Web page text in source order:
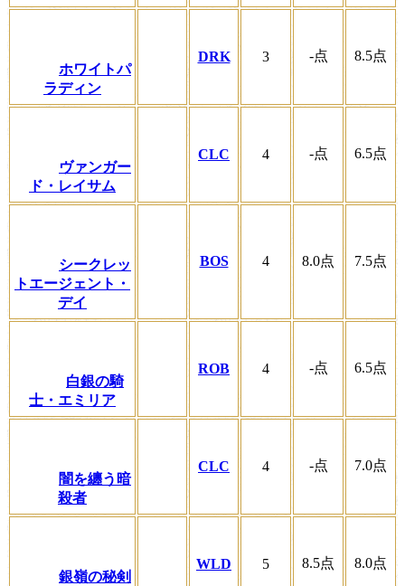
ホワイトパ
ラディン
DRK 3 -点 8.5点
ヴァンガー
ド・レイサム
CLC 4 -点 6.5点
シークレッ
トエージェント・
デイ
BOS 4 8.0点 7.5点
白銀の騎
士・エミリア
ROB 4 -点 6.5点
闇を纏う暗
殺者
CLC 4 -点 7.0点
銀嶺の秘剣
WLD 5 8.5点 8.0点